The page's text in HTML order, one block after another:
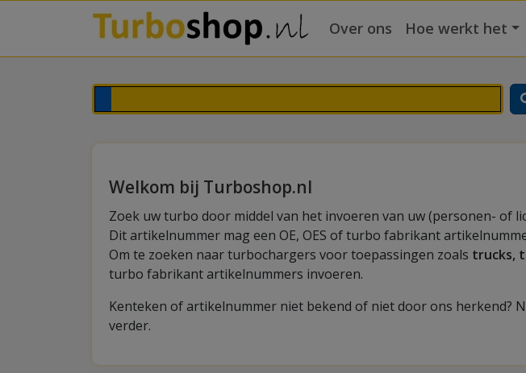
Over ons Hoe werkt het
Welkom bij Turboshop.nl
Zoek uw turbo door middel van het invoeren van uw (personen- of
Dit artikelnummer mag een OE, OES of turbo fabrikant
Om te zoeken naar turbochargers voor toepassingen zoals trucks,
turbo fabrikant artikelnummers invoeren.
Kenteken of artikelnummer niet bekend of niet door ons herkend?
verder.